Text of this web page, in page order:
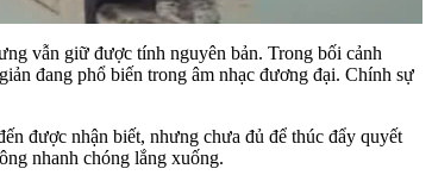
vẫn giữ được tính nguyên bản. Trong bối cảnh
đang phổ biến trong âm nhạc đương đại. Chính sự
được nhận biết, nhưng chưa đủ để thúc đẩy quyết
nhanh chóng lắng xuống.